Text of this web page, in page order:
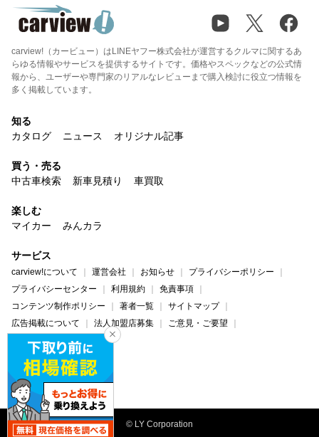
carview!（カービュー）はLINEヤフー株式会社が運営するクルマに関するあ
らゆる情報やサービスを提供するサイトです。価格やスペックなどの公式情
報から、ユーザーや専門家のリアルなレビューまで購入検討に役立つ情報を
多く掲載しています。
知る
カタログ
ニュース オリジナル記事
買う・売る
中古車検索
新車見積り 車買取
楽しむ
マイカー
みんカラ
サービス
carview!について 運営会社 お知らせ
プライバシーポリシー
プライバシーセンター
利用規約
免責事項
コンテンツ制作ポリシー
著者一覧
サイトマップ
広告掲載について
法人加盟店募集
ご意見・ご要望
ヘルプ・お問い合わせ
carview! Yahoo! JAPAN
© LY Corporation